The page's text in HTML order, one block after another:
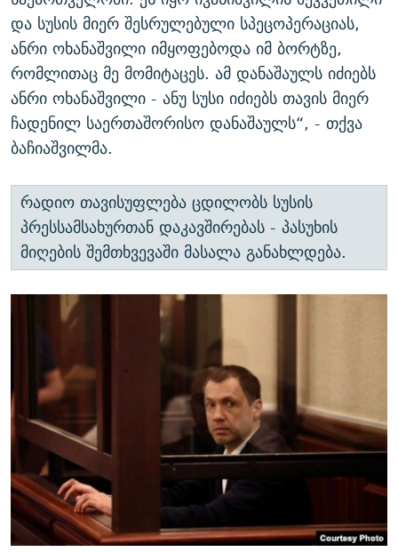
და სუსის მიერ შესრულებული სპეცოპერაციას,
ანრი ოხანაშვილი იმყოფებოდა იმ ბორტზე,
რომლითაც მე მომიტაცეს. ამ დანაშაულს იძიებს
ანრი ოხანაშვილი - ანუ სუსი იძიებს თავის მიერ
ჩადენილ საერთაშორისო დანაშაულს“, - თქვა
ბაჩიაშვილმა.
რადიო თავისუფლება ცდილობს სუსის
პრესსამსახურთან დაკავშირებას - პასუხის
მიღების შემთხვევაში მასალა განახლდება.